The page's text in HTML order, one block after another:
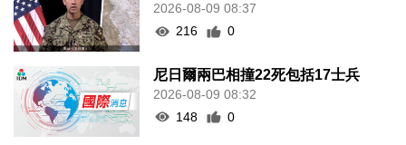
2026-08-09 08:37
216
0
尼日爾兩巴相撞22死包括17士兵
2026-08-09 08:32
148
0